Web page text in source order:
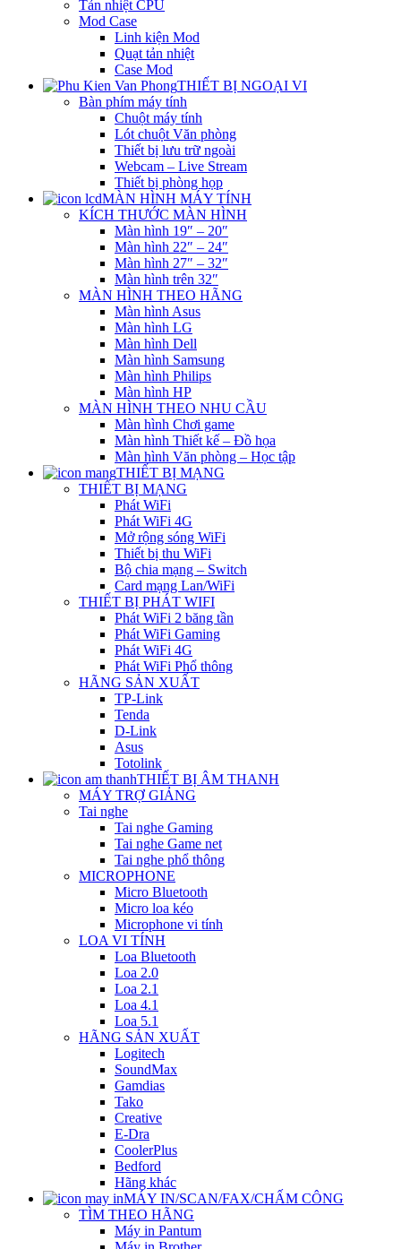
Tản nhiệt CPU
Mod Case
Linh kiện Mod
Quạt tản nhiệt
Case Mod
THIẾT BỊ NGOẠI VI
Bàn phím máy tính
Chuột máy tính
Lót chuột Văn phòng
Thiết bị lưu trữ ngoài
Webcam – Live Stream
Thiết bị phòng họp
MÀN HÌNH MÁY TÍNH
KÍCH THƯỚC MÀN HÌNH
Màn hình 19″ – 20″
Màn hình 22″ – 24″
Màn hình 27″ – 32″
Màn hình trên 32″
MÀN HÌNH THEO HÃNG
Màn hình Asus
Màn hình LG
Màn hình Dell
Màn hình Samsung
Màn hình Philips
Màn hình HP
MÀN HÌNH THEO NHU CẦU
Màn hình Chơi game
Màn hình Thiết kế – Đồ họa
Màn hình Văn phòng – Học tập
THIẾT BỊ MẠNG
THIẾT BỊ MẠNG
Phát WiFi
Phát WiFi 4G
Mở rộng sóng WiFi
Thiết bị thu WiFi
Bộ chia mạng – Switch
Card mạng Lan/WiFi
THIẾT BỊ PHÁT WIFI
Phát WiFi 2 băng tần
Phát WiFi Gaming
Phát WiFi 4G
Phát WiFi Phổ thông
HÃNG SẢN XUẤT
TP-Link
Tenda
D-Link
Asus
Totolink
THIẾT BỊ ÂM THANH
MÁY TRỢ GIẢNG
Tai nghe
Tai nghe Gaming
Tai nghe Game net
Tai nghe phổ thông
MICROPHONE
Micro Bluetooth
Micro loa kéo
Microphone vi tính
LOA VI TÍNH
Loa Bluetooth
Loa 2.0
Loa 2.1
Loa 4.1
Loa 5.1
HÃNG SẢN XUẤT
Logitech
SoundMax
Gamdias
Tako
Creative
E-Dra
CoolerPlus
Bedford
Hãng khác
MÁY IN/SCAN/FAX/CHẤM CÔNG
TÌM THEO HÃNG
Máy in Pantum